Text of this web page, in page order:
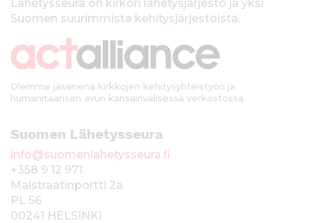
kLähetysseura on kirkon lähetysjärjestö ja yksi
Suomen suurimmista kehitysjärjestöistä.
Olemme jäsenenä kirkkojen kehitysyhteistyön ja
humanitaarisen avun kansainvälisessä verkostossa.
Suomen Lähetysseura
info@suomenlahetysseura.fi
+358 9 12 971
Maistraatinportti 2a
PL 56
00241 HELSINKI